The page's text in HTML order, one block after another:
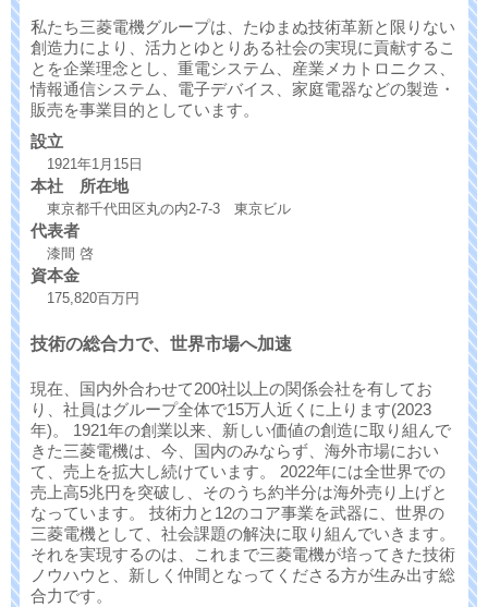
私たち三菱電機グループは、たゆまぬ技術革新と限りない
創造力により、活力とゆとりある社会の実現に貢献するこ
とを企業理念とし、重電システム、産業メカトロニクス、
情報通信システム、電子デバイス、家庭電器などの製造・
販売を事業目的としています。
設立
1921年1月15日
本社 所在地
東京都千代田区丸の内2-7-3 東京ビル
代表者
漆間 啓
資本金
175,820百万円
技術の総合力で、世界市場へ加速
現在、国内外合わせて200社以上の関係会社を有してお
り、社員はグループ全体で15万人近くに上ります(2023
年)。 1921年の創業以来、新しい価値の創造に取り組んで
きた三菱電機は、今、国内のみならず、海外市場におい
て、売上を拡大し続けています。 2022年には全世界での
売上高5兆円を突破し、そのうち約半分は海外売り上げと
なっています。 技術力と12のコア事業を武器に、世界の
三菱電機として、社会課題の解決に取り組んでいきます。
それを実現するのは、これまで三菱電機が培ってきた技術
ノウハウと、新しく仲間となってくださる方が生み出す総
合力です。